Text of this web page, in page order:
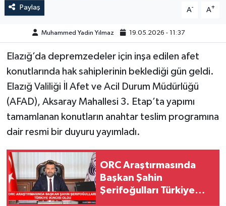
Paylaş A- A+
Muhammed Yadin Yılmaz 19.05.2026 - 11:37
Elazığ’da depremzedeler için inşa edilen afet
konutlarında hak sahiplerinin beklediği gün geldi.
Elazığ Valiliği İl Afet ve Acil Durum Müdürlüğü
(AFAD), Aksaray Mahallesi 3. Etap’ta yapımı
tamamlanan konutların anahtar teslim programına
dair resmi bir duyuru yayımladı.
ORC Araştırmasında
Başkan Şahin
Şerifoğulları Türkiye
MAGAZİN
MEDYA
ÖZEL HABER
POLİTİKA
SİYASET
SPOR
TEKNOLOJİ